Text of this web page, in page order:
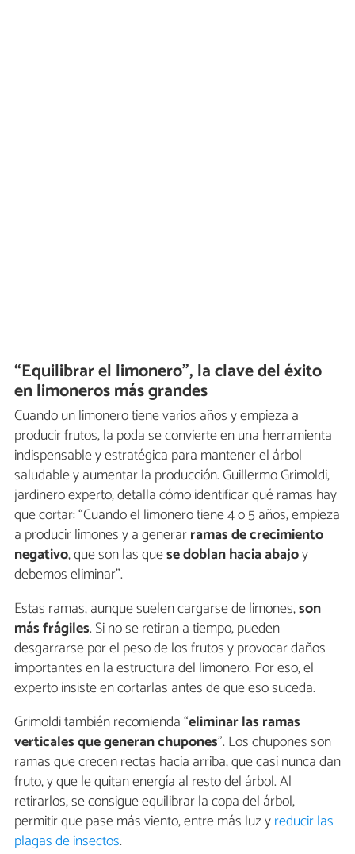
“Equilibrar el limonero”, la clave del éxito
en limoneros más grandes
Cuando un limonero tiene varios años y empieza a
producir frutos, la poda se convierte en una herramienta
indispensable y estratégica para mantener el árbol
saludable y aumentar la producción. Guillermo Grimoldi,
jardinero experto, detalla cómo identificar qué ramas hay
que cortar: “Cuando el limonero tiene 4 o 5 años, empieza
a producir limones y a generarramas de crecimiento
negativo, que son las quese doblan hacia abajoy
debemos eliminar”.
Estas ramas, aunque suelen cargarse de limones,son
más frágiles. Si no se retiran a tiempo, pueden
desgarrarse por el peso de los frutos y provocar daños
importantes en la estructura del limonero. Por eso, el
experto insiste en cortarlas antes de que eso suceda.
Grimoldi también recomienda “eliminar las ramas
verticales que generan chupones”. Los chupones son
ramas que crecen rectas hacia arriba, que casi nunca dan
fruto, y que le quitan energía al resto del árbol. Al
retirarlos, se consigue equilibrar la copa del árbol,
permitir que pase más viento, entre más luz yreducir las
plagas de insectos.